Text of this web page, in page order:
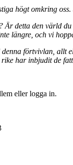
högt omkring
Är detta den värld
längre, och vi
förtvivlan, allt
har inbjudit de
eller logga in.